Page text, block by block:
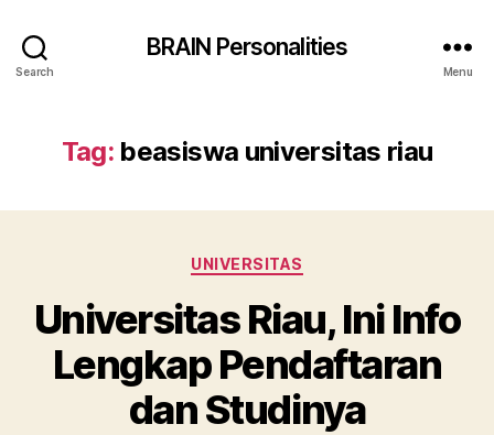
Search
BRAIN Personalities
Menu
Tag: beasiswa universitas riau
Categories
UNIVERSITAS
Universitas Riau, Ini Info
Lengkap Pendaftaran
dan Studinya